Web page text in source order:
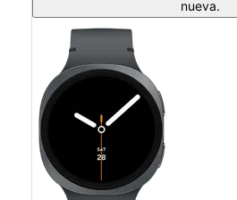
nueva.